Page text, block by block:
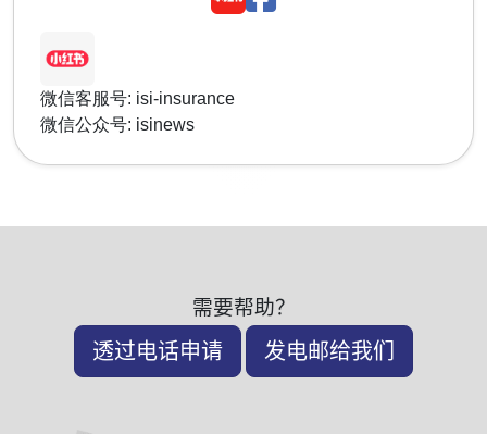
微信客服号: isi-insurance
微信公众号: isinews
需要帮助？
透过电话申请 发电邮给我们